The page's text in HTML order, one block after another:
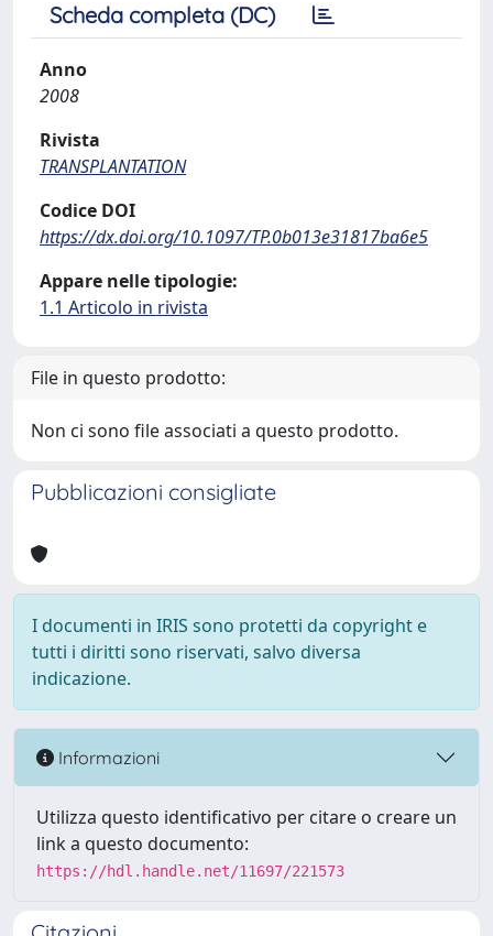
Scheda completa (DC)
Anno
2008
Rivista
TRANSPLANTATION
Codice DOI
https://dx.doi.org/10.1097/TP.0b013e31817ba6e5
Appare nelle tipologie:
1.1 Articolo in rivista
File in questo prodotto:
Non ci sono file associati a questo prodotto.
Pubblicazioni consigliate
I documenti in IRIS sono protetti da copyright e
tutti i diritti sono riservati, salvo diversa
indicazione.
Informazioni
Utilizza questo identificativo per citare o creare un
link a questo documento:
https://hdl.handle.net/11697/221573